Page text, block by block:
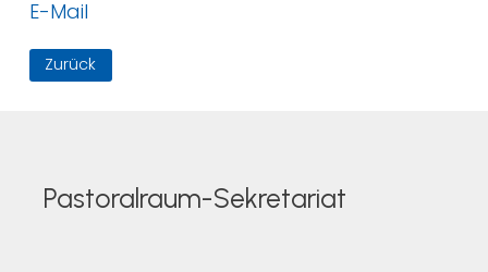
E-Mail
Zurück
Pastoralraum-Sekretariat